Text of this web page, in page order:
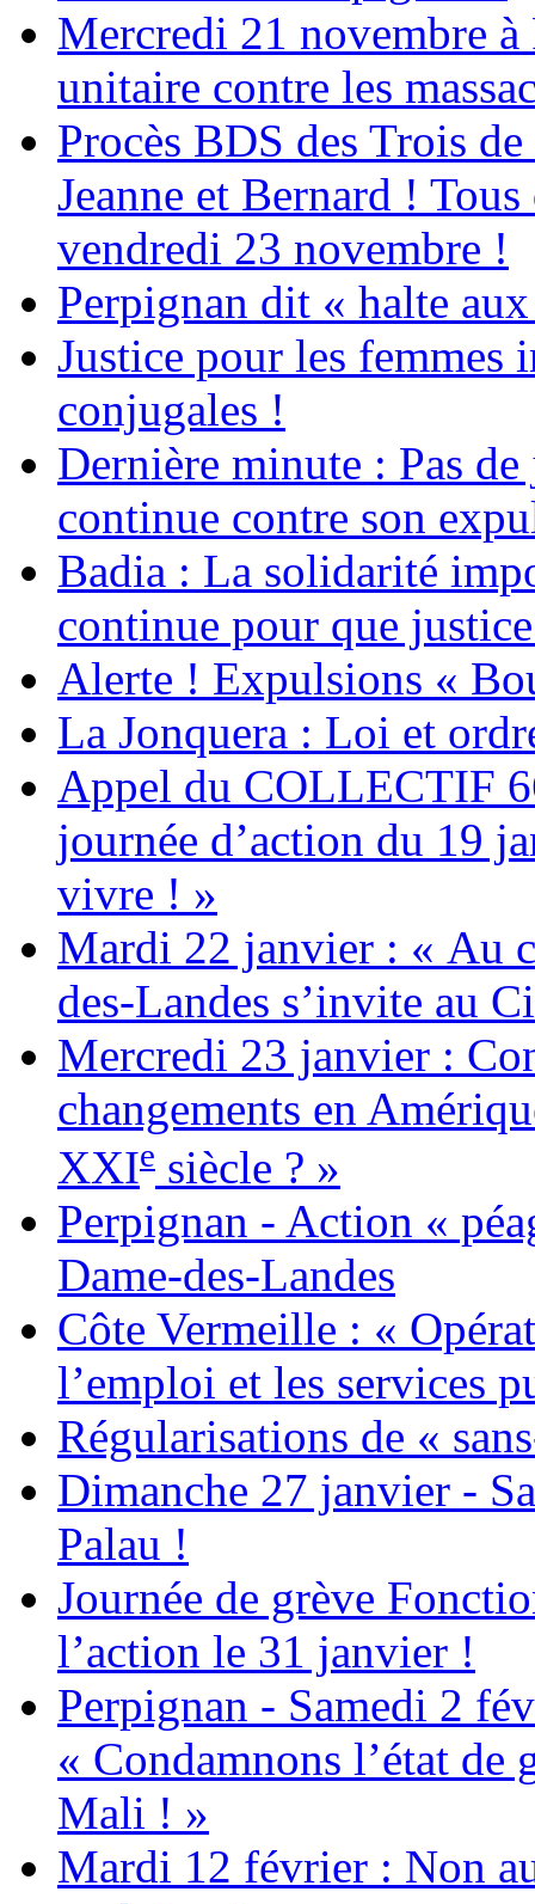
Mercredi 21 novembre à
unitaire contre les
Procès BDS des Trois
Jeanne et Bernard !
vendredi 23 novembre !
Perpignan dit « halte
Justice pour les femmes
conjugales !
Dernière minute : Pas
continue contre son
Badia : La solidarité
continue pour que
Alerte ! Expulsions «
La Jonquera : Loi et
Appel du COLLECTIF
journée d’action du 19
vivre ! »
Mardi 22 janvier : « Au
des-Landes s’invite au
Mercredi 23 janvier :
changements en
XXIe siècle ? »
Perpignan - Action «
Dame-des-Landes
Côte Vermeille : «
l’emploi et les services
Régularisations de «
Dimanche 27 janvier -
Palau !
Journée de grève
l’action le 31 janvier !
Perpignan - Samedi 2
« Condamnons l’état de
Mali ! »
Mardi 12 février : Non